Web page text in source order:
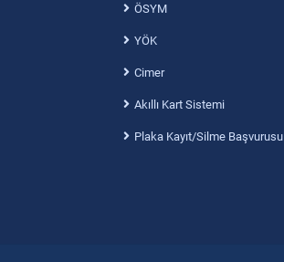
ÖSYM
YÖK
Cimer
Akıllı Kart Sistemi
Plaka Kayıt/Silme Başvurusu